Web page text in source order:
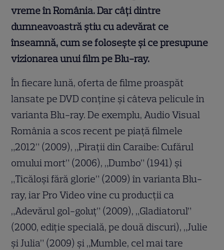
vreme în România. Dar câţi dintre
dumneavoastră ştiu cu adevărat ce
înseamnă, cum se foloseşte şi ce presupune
vizionarea unui film pe Blu-ray.
În fiecare lună, oferta de filme proaspăt
lansate pe DVD conţine şi câteva pelicule în
varianta Blu-ray. De exemplu, Audio Visual
România a scos recent pe piaţă filmele
„2012” (2009), „Piraţii din Caraibe: Cufărul
omului mort” (2006), „Dumbo” (1941) şi
„Ticăloşi fără glorie” (2009) în varianta Blu-
ray, iar Pro Video vine cu producţii ca
„Adevărul gol-goluţ” (2009), „Gladiatorul”
(2000, ediţie specială, pe două discuri), „Julie
şi Julia” (2009) şi „Mumble, cel mai tare